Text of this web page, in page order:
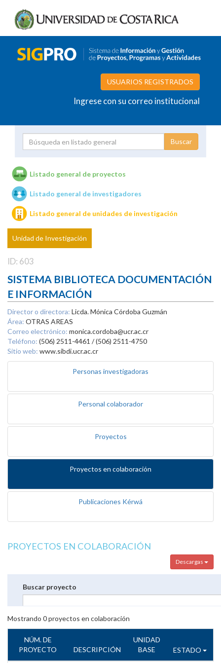
USUARIOS REGISTRADOS
Ingrese con su correo institucional
Unidades de investigación
Listado general de proyectos
Listado general de investigadores
Listado general de unidades de investigación
Unidad de Investigación
ID: 603
SISTEMA BIBLIOTECA DOCUMENTACIÓN
E INFORMACIÓN
Director o directora: Licda. Mónica Córdoba Guzmán
Área: OTRAS AREAS
Correo electrónico: monica.cordoba@ucr.ac.cr
Teléfono: (506) 2511-4461 / (506) 2511-4750
Sitio web: www.sibdi.ucr.ac.cr
Personas investigadoras
Personal colaborador
Proyectos
Proyectos en colaboración
Publicaciones Kérwá
PROYECTOS EN COLABORACIÓN
Descargas
Buscar proyecto
Mostrando 0proyectos en colaboración
NÚM. DE
PROYECTO
DESCRIPCIÓN
UNIDAD
BASE
ESTADO